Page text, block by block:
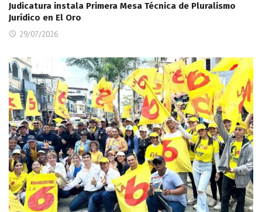
Judicatura instala Primera Mesa Técnica de Pluralismo
Jurídico en El Oro
29/07/2026